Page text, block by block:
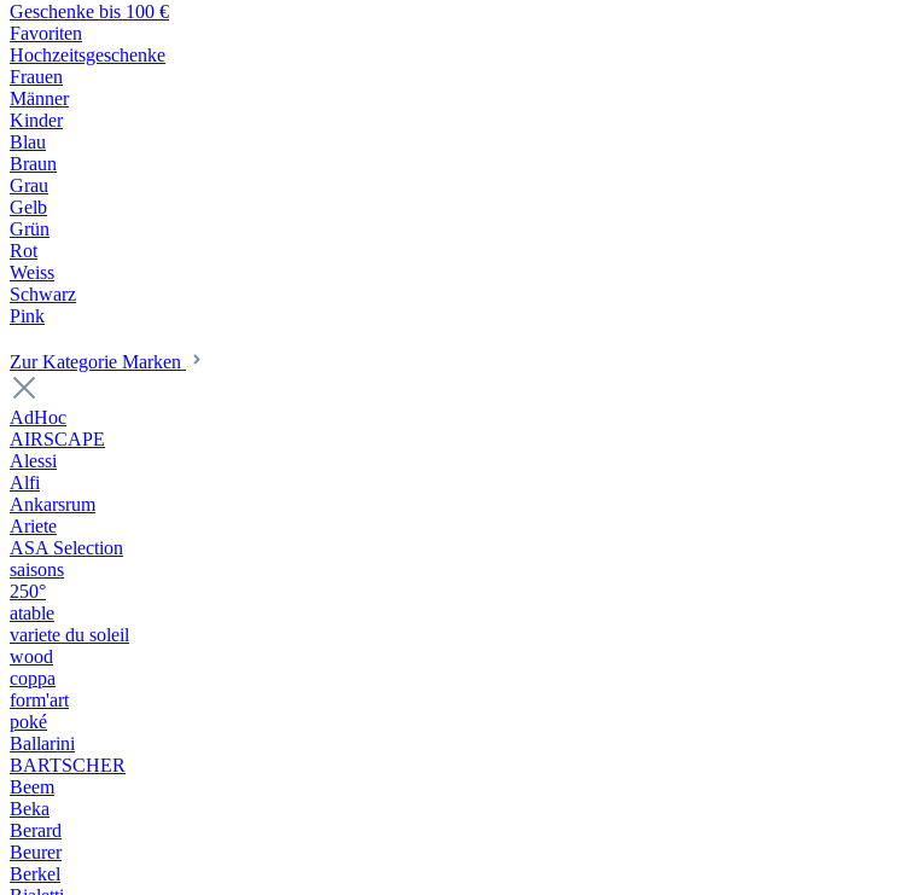
Geschenke bis 100 €
Favoriten
Hochzeitsgeschenke
Frauen
Männer
Kinder
Blau
Braun
Grau
Gelb
Grün
Rot
Weiss
Schwarz
Pink
Zur Kategorie Marken
AdHoc
AIRSCAPE
Alessi
Alfi
Ankarsrum
Ariete
ASA Selection
saisons
250°
atable
variete du soleil
wood
coppa
form'art
poké
Ballarini
BARTSCHER
Beem
Beka
Berard
Beurer
Berkel